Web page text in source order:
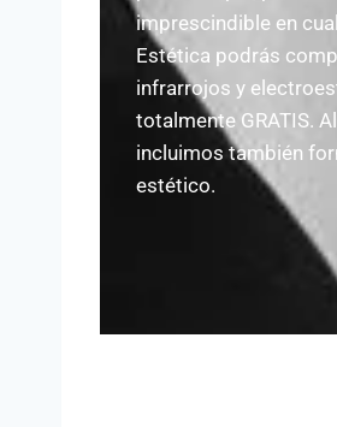
imprescindible en
Estética podrás
infrarrojos y
totalmente GRATIS.
incluimos también
estético.